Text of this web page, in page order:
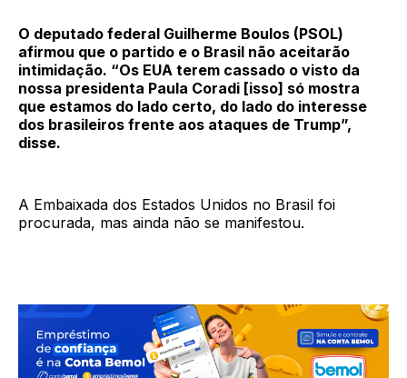
O deputado federal Guilherme Boulos (PSOL)
afirmou que o partido e o Brasil não aceitarão
intimidação. “Os EUA terem cassado o visto da
nossa presidenta Paula Coradi [isso] só mostra
que estamos do lado certo, do lado do interesse
dos brasileiros frente aos ataques de Trump”,
disse.
A Embaixada dos Estados Unidos no Brasil foi
procurada, mas ainda não se manifestou.